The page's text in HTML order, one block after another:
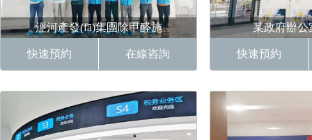
快速預約 在線咨詢
涇河產發(fā)集團除甲醛施
案例：施工簡介： 涇河產發(fā)集
18000平米 政府除甲醛 清f
快速預約
某政府辦公
案例：施工簡介